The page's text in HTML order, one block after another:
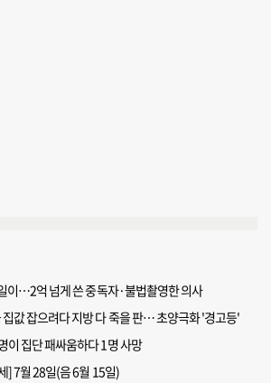
이…2억 넘게 쓴 중독자·불법촬영한 의사
값 잡으려다 지방 다 죽을 판… 초양극화 '경고등'
이 집단 패싸움하다 1명 사망
] 7월 28일(음 6월 15일)